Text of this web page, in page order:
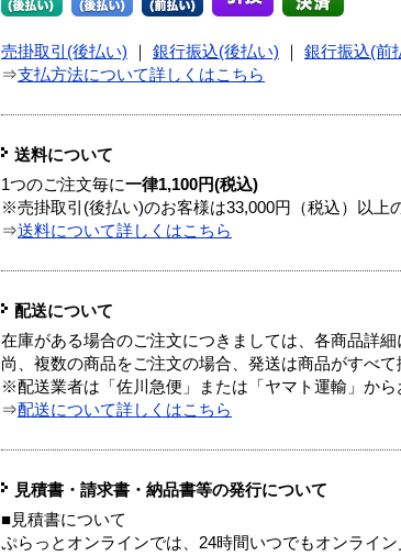
売掛取引(後払い) 銀行振込(後払い) 銀行振込(前
⇒支払方法について詳しくはこちら
送料について
1つのご注文毎に一律1,100円(税込)
※売掛取引(後払い)のお客様は33,000円（税込）以上
⇒送料について詳しくはこちら
配送について
在庫がある場合のご注文につきましては、各商品詳
尚、複数の商品をご注文の場合、発送は商品がすべて
※配送業者は「佐川急便」または「ヤマト運輸」から
⇒配送について詳しくはこちら
見積書・請求書・納品書等の発行について
■見積書について
ぷらっとオンラインでは、24時間いつでもオンライ